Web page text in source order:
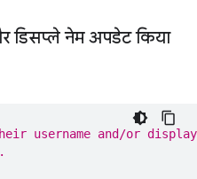
डिसप्ले नेम अपडेट किया
username and/or display